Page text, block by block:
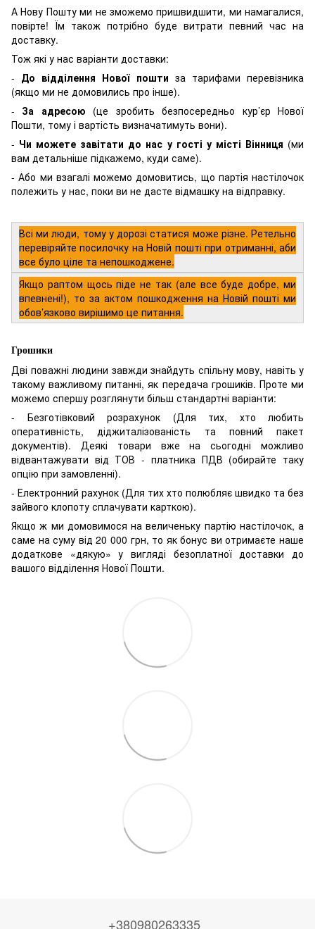
А Нову Пошту ми не зможемо пришвидшити, ми намагалися,
повірте! Їм також потрібно буде витрати певний час на
доставку.
Тож які у нас варіанти доставки:
- До відділення Нової пошти за тарифами перевізника
(якщо ми не домовились про інше).
- За адресою (це зробить безпосередньо кур’єр Нової
Пошти, тому і вартість визначатимуть вони).
- Чи можете завітати до нас у гості у місті Вінниця (ми
вам детальніше підкажемо, куди саме).
- Або ми взагалі можемо домовитись, що партія настілочок
полежить у нас, поки ви не дасте відмашку на відправку.
Всі ми люди, тому у дорозі статися може різне. Ретельно
перевіряйте посилочку на Новій пошті при отриманні, аби
все було ціле та непошкоджене.
Якщо раптом щось піде не так (але все буде добре, ми
впевнені!), то за актом пошкодження на Новій пошті ми
обов’язково вирішимо це питання.
Грошики
Дві поважні людини завжди знайдуть спільну мову, навіть у
такому важливому питанні, як передача грошиків. Проте ми
можемо спершу розглянути більш стандартні варіанти:
- Безготівковий розрахунок (Для тих, хто любить
оперативність, діджиталізованість та повний пакет
документів). Деякі товари вже на сьогодні можливо
відвантажувати від ТОВ - платника ПДВ (обирайте таку
опцію при замовленні).
- Електронний рахунок (Для тих хто полюбляє швидко та без
зайвого клопоту сплачувати карткою).
Якщо ж ми домовимося на величеньку партію настілочок, а
саме на суму від 20 000 грн, то як бонус ви отримаєте наше
додаткове «дякую» у вигляді безоплатної доставки до
вашого відділення Нової Пошти.
+380980263335